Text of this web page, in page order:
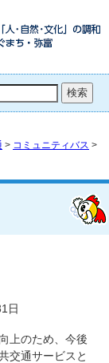
> コミュニティバス >
日
上のため、今後
交通サービスと